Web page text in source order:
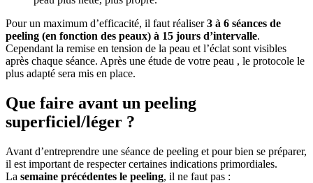
Pour un maximum d’efficacité, il faut réaliser3 à 6 séances de
peeling (en fonction des peaux) à 15 jours d’intervalle.
Cependant la remise en tension de la peau et l’éclat sont visibles
après chaque séance. Après une étude de votre peau , le protocole le
plus adapté sera mis en place.
Que faire avant un peeling
superficiel/léger ?
Avant d’entreprendre une séance de peeling et pour bien se préparer,
il est important de respecter certaines indications primordiales.
La semaine précédentes le peeling, il ne faut pas :